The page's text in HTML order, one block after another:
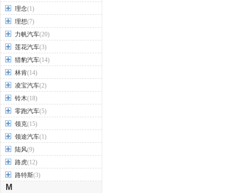
理念(1)
理想(7)
力帆汽车(20)
莲花汽车(3)
猎豹汽车(14)
林肯(14)
凌宝汽车(2)
铃木(18)
零跑汽车(5)
领克(15)
领途汽车(1)
陆风(9)
路虎(12)
路特斯(3)
M